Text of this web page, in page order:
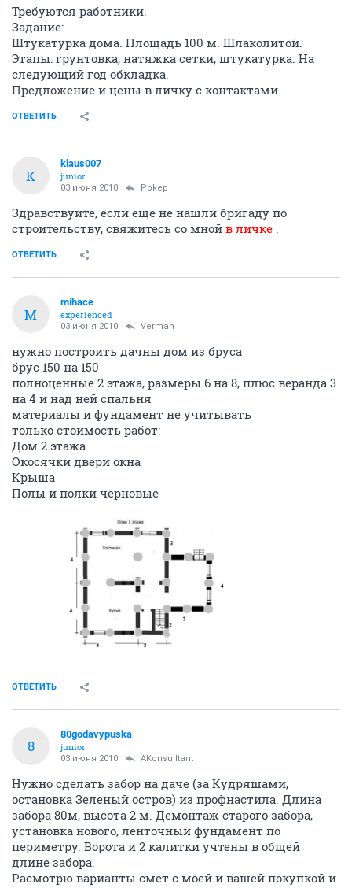
Требуются работники.
Задание:
Штукатурка дома. Площадь 100 м. Шлаколитой.
Этапы: грунтовка, натяжка сетки, штукатурка. На
следующий год обкладка.
Предложение и цены в личку с контактами.
ОТВЕТИТЬ
K
klaus007
junior
03 июня 2010 Pоkep
Здравствуйте, если еще не нашли бригаду по
строительству, свяжитесь со мной в личке .
ОТВЕТИТЬ
M
mihace
experienced
03 июня 2010 Verman
нужно построить дачны дом из бруса
брус 150 на 150
полноценные 2 этажа, размеры 6 на 8, плюс веранда 3
на 4 и над ней спальня
материалы и фундамент не учитывать
только стоимость работ:
Дом 2 этажа
Окосячки двери окна
Крыша
Полы и полки черновые
ОТВЕТИТЬ
8
80godavypuska
junior
03 июня 2010 AKonsulltant
Нужно сделать забор на даче (за Кудряшами,
остановка Зеленый остров) из профнастила. Длина
забора 80м, высота 2 м. Демонтаж старого забора,
установка нового, ленточный фундамент по
периметру. Ворота и 2 калитки учтены в общей
длине забора.
Расмотрю варианты смет с моей и вашей покупкой и